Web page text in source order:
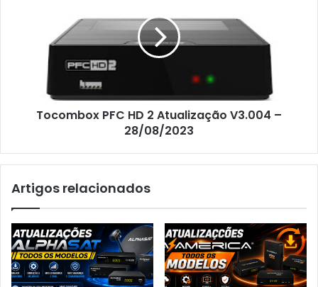
Tocombox PFC HD 2 Atualização V3.004 –
28/08/2023
Artigos relacionados